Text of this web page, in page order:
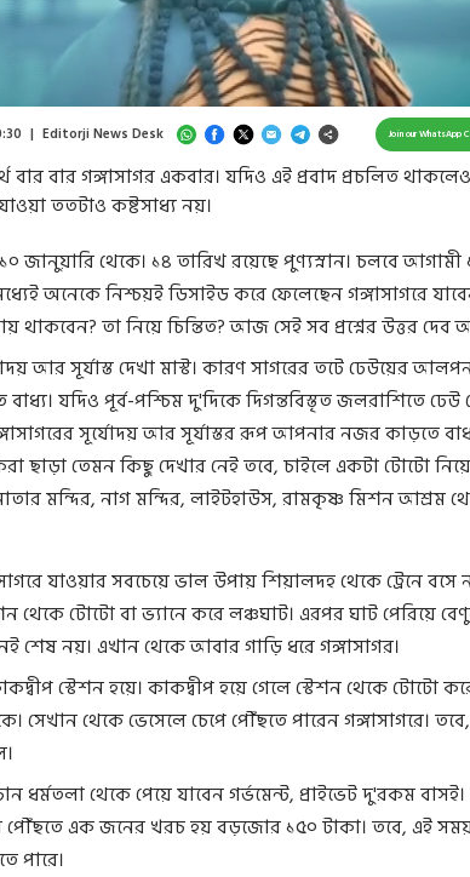
বার গঙ্গাসাগর একবার। যদিও এই প্রবাদ প্রচলিত থাকলেও
ততটাও কষ্টসাধ্য নয়।
| Editorji News Desk Join our WhatsApp
Unmute
জানুয়ারি থেকে। ১৪ তারিখ রয়েছে পুণ্যস্নান। চলবে আগামী
অনেকে নিশ্চয়ই ডিসাইড করে ফেলেছেন গঙ্গাসাগরে
থাকবেন? তা নিয়ে চিন্তিত? আজ সেই সব প্রশ্নের উত্তর দেব
আর সূর্যাস্ত দেখা মাস্ট। কারণ সাগরের তটে ঢেউয়ের
যদিও পূর্ব-পশ্চিম দু'দিকে দিগন্তবিস্তৃত জলরাশিতে ঢেউ
সূর্যোদয় আর সূর্যাস্তর রূপ আপনার নজর কাড়তে
ছাড়া তেমন কিছু দেখার নেই তবে, চাইলে একটা টোটো
মন্দির, নাগ মন্দির, লাইটহাউস, রামকৃষ্ণ মিশন আশ্রম
যাওয়ার সবচেয়ে ভাল উপায় শিয়ালদহ থেকে ট্রেনে বসে
থেকে টোটো বা ভ্যানে করে লঞ্চঘাট। এরপর ঘাট পেরিয়ে
শেষ নয়। এখান থেকে আবার গাড়ি ধরে গঙ্গাসাগর।
স্টেশন হয়ে। কাকদ্বীপ হয়ে গেলে স্টেশন থেকে টোটো
সেখান থেকে ভেসেলে চেপে পৌঁছতে পারেন গঙ্গাসাগরে।
ধর্মতলা থেকে পেয়ে যাবেন গর্ভমেন্ট, প্রাইভেট দু'রকম
পৌঁছতে এক জনের খরচ হয় বড়জোর ১৫০ টাকা। তবে, এই
পারে।